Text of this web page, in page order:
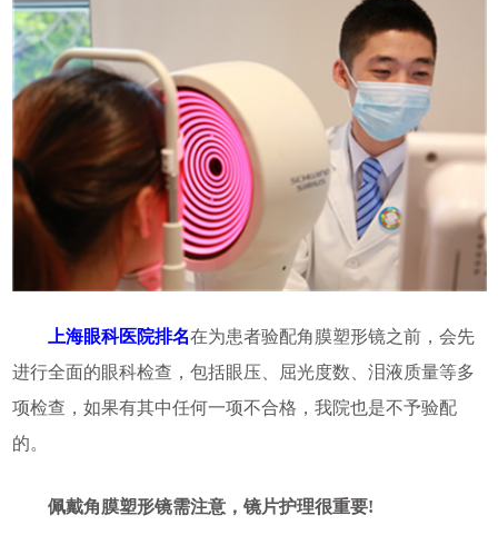
上海眼科医院排名在为患者验配角膜塑形镜之前，会先
进行全面的眼科检查，包括眼压、屈光度数、泪液质量等多
项检查，如果有其中任何一项不合格，我院也是不予验配
的。
佩戴角膜塑形镜需注意，镜片护理很重要!